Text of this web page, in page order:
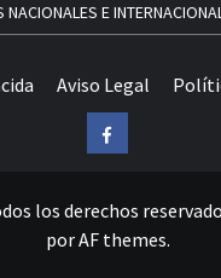
NACIONALES E
Aviso Legal
Facebook
los derechos
por AF themes.